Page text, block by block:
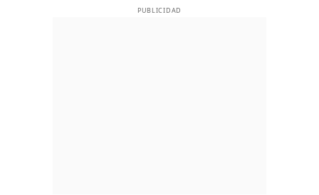
PUBLICIDAD